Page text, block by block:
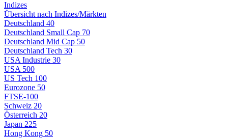
Indizes
Übersicht nach Indizes/Märkten
Deutschland 40
Deutschland Small Cap 70
Deutschland Mid Cap 50
Deutschland Tech 30
USA Industrie 30
USA 500
US Tech 100
Eurozone 50
FTSE-100
Schweiz 20
Österreich 20
Japan 225
Hong Kong 50